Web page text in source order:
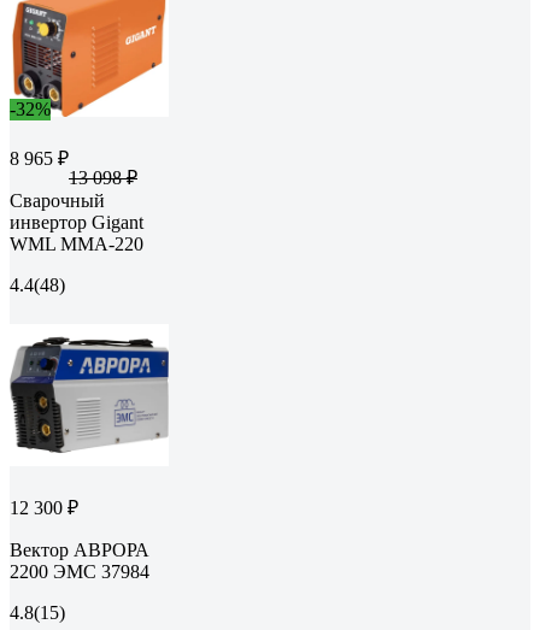
-32%
8 965 ₽
13 098 ₽
Сварочный
инвертор Gigant
WML MMA-220
4.4(48)
12 300 ₽
Вектор АВРОРА
2200 ЭМС 37984
4.8(15)